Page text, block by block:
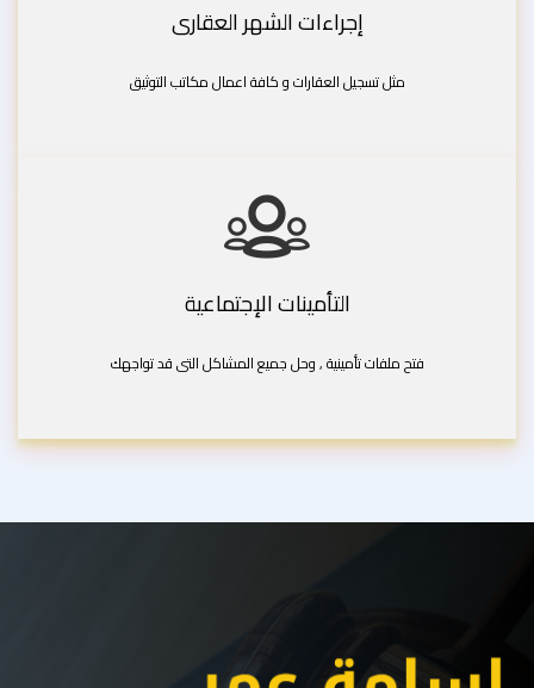
إجراءات الشهر العقارى
مثل تسجيل العقارات و كافة اعمال مكاتب التوثيق
التأمينات الإجتماعية
فتح ملفات تأمينية , وحل جميع المشاكل التى قد تواجهك